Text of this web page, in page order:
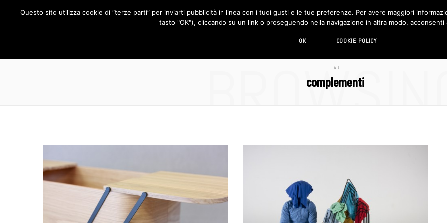
RUBRICHE DESIGN LIVING HI-TECH CHI SIAMO
TAG
complementi
BROWSING
Questo sito utilizza cookie di “terze parti” per inviarti pubblicità in linea con i tuoi gusti e le tue preferenze. Per avere maggiori
tasto "OK"), cliccando su un link o proseguendo nella navigazione in altra modo, acconsenti
OK COOKIE POLICY